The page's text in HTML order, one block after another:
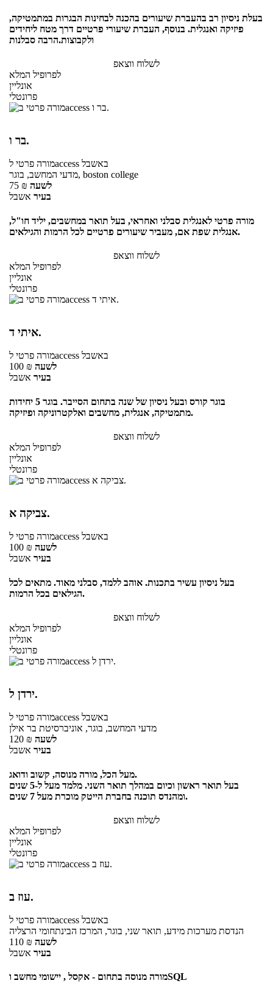
בעלת ניסיון רב בהעברת שיעורים בהכנה לבחינות הבגרות במתמטיקה,
פיזיקה ואנגלית. בנוסף, העברת שיעורי פרטיים דרך מטח ליחידים
ולקבוצות.הרבה סבלנות
לשלוח ווצאפ
לפרופיל המלא
אונליין
פרונטלי
בר ו.
מורה פרטילaccess באשבל
מדעי המחשב, בוגר, boston college
75 ₪ לשעה
בעיר אשבל
מורה פרטי לאנגלית סבלני ואחראי, בעל תואר במחשבים, יליד חו"ל,
אנגלית שפת אם, מעביר שיעורים פרטיים לכל הרמות והגילאים.
לשלוח ווצאפ
לפרופיל המלא
אונליין
פרונטלי
איתי ד.
מורה פרטילaccess באשבל
100 ₪ לשעה
בעיר אשבל
בוגר קורס ובעל ניסיון של שנה בתחום הסייבר. בוגר 5 יחידות
מתמטיקה, אנגלית, מחשבים ואלקטרוניקה ופיזיקה.
לשלוח ווצאפ
לפרופיל המלא
אונליין
פרונטלי
צביקה א.
מורה פרטילaccess באשבל
100 ₪ לשעה
בעיר אשבל
בעל ניסיון עשיר בתכנות. אוהב ללמד, סבלני מאוד. מתאים לכל
הגילאים בכל הרמות.
לשלוח ווצאפ
לפרופיל המלא
אונליין
פרונטלי
ירדן ל.
מורה פרטילaccess באשבל
מדעי המחשב, בוגר, אוניברסיטת בר אילן
120 ₪ לשעה
בעיר אשבל
מעל הכל, מורה מנוסה, קשוב ודואג.
בעל תואר ראשון וכיום במהלך תואר השני. מלמד מעל ל-5 שנים
ומהנדס תוכנה בחברת הייטק מוכרת מעל 7 שנים.
לשלוח ווצאפ
לפרופיל המלא
אונליין
פרונטלי
עוז ב.
מורה פרטילaccess באשבל
הנדסת מערכות מידע, תואר שני, בוגר, המרכז הבינתחומי הרצליה
110 ₪ לשעה
בעיר אשבל
מורה מנוסה בתחום - אקסל , יישומי מחשב וSQL